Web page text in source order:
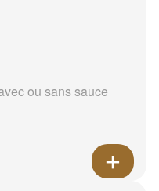
ou sans sauce